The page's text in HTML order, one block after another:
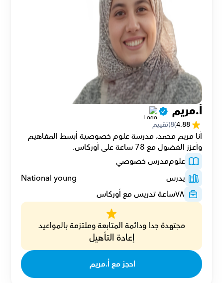
أ.مريم
4.88
(
8(تقييم
وأعزز الفضول مع 78 ساعة على أوركاس.
علوممدرس خصوصي
يدرس
National young
٧٨ساعة تدريس مع أوركاس
مجتهدة جدا ودائمة المتابعة وملتزمة بالمواعيد
إعادة التأهيل
احجز مع أ.مريم